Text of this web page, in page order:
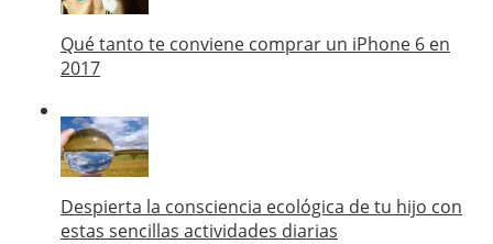
Qué tanto te conviene comprar un iPhone 6 en
2017
Despierta la consciencia ecológica de tu hijo con
estas sencillas actividades diarias